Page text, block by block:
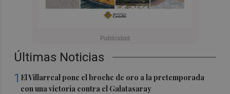
Últimas Noticias
1 El Villarreal pone el broche de oro a la pretemporada
con una victoria contra el Galatasaray